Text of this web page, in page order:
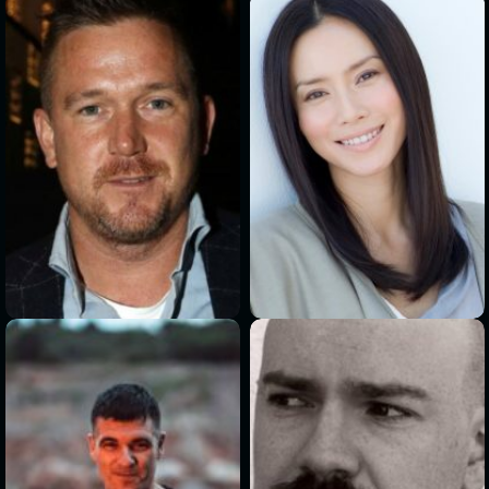
> >